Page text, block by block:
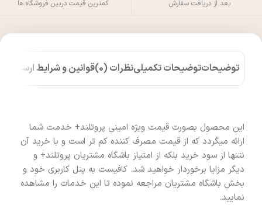
بعد از دریافت سفارش کمترین قیمت دربین فروشگاه ها
توضیحاتتوضیحات تکمیلینظرات (0) قوانین و شرایط ارسال
این محصول بصورت قیمت ویژه امینی پروتلند+ خدمت شما
ارائه میگردد که از قیمت مصرف کننده کم تر است و با خرید آن
نتنها از سود خرید بلکه از امتیاز باشگاه مشتریان پروتلند+ و
دیگر مزایا برخوردار خواهید شد. کافیست به پنل کاربری خود و
بخش باشگاه مشتریان مراجعه نموده تا این خدمات را مشاهده
نمایید.